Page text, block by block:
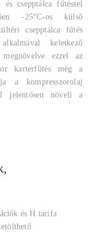
csepptálca fűtéssel
-25°C-os külső
csepptálca fűtés
keletkező
megnövelve ezzel az
karterfűtés még a
a kompresszorolaj
jelentősen növeli a
és H tarifa